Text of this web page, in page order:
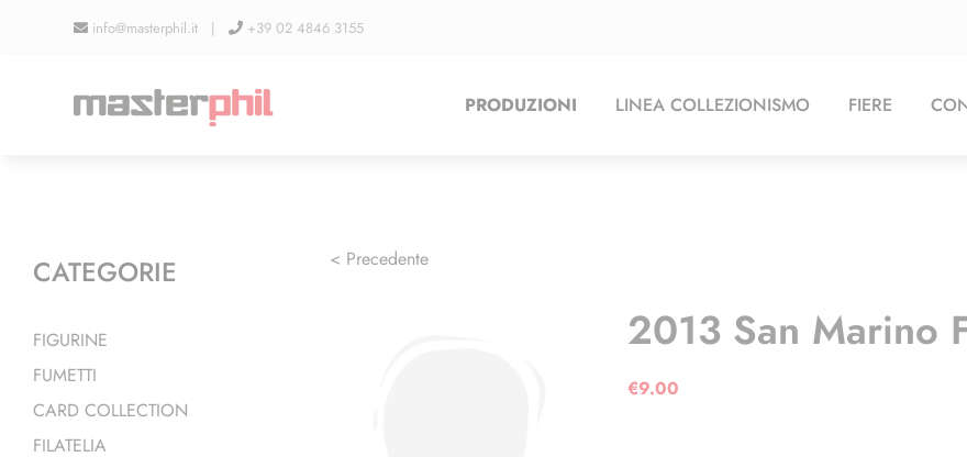
info@masterphil.it | +39 02 4846 3155
PRODUZIONI LINEA COLLEZIONISMO FIERE
< Precedente
2013 San Marino
€9.00
CATEGORIE
FIGURINE
FUMETTI
CARD COLLECTION
FILATELIA